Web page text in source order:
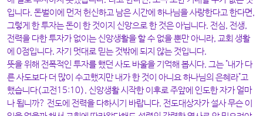
입니다. 돈벌이에 먼저 헌신하고 남은 시간에 하나님을 사랑한다고 한다면,
그렇게 한 투자는 돈이 한 것이지 신앙으로 한 것은 아닙니다. 전심, 전생,
전력을 다한 투자가 없이는 신앙생활을 할 수 없을 뿐만 아니라, 교회 생활
에 0점입니다. 자기 멋대로 믿는 것밖에 되지 않는 것입니다.
뜻을 위해 전폭적인 투자를 했던 사도 바울을 기억해 봅시다. 그는 "내가 다
른 사도보다 더 많이 수고했지만 내가 한 것이 아니요 하나님의 은혜라"고
했습니다(고전15:10). 신앙생활 시작한 이후로 주앞에 인도한 자가 얼마
나 됩니까? 전도에 전력을 다하시기 바랍니다. 전도대상자가 설사 무슨 이